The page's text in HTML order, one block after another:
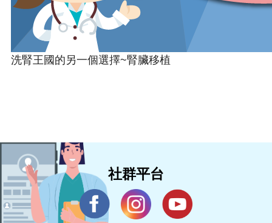
洗腎王國的另一個選擇~腎臟移植
社群平台